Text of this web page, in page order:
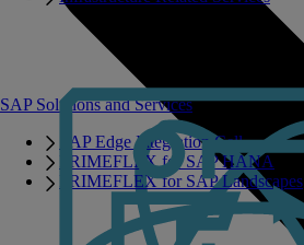
SAP Solutions and Services
SAP Edge Integration Cell
PRIMEFLEX for SAP HANA
PRIMEFLEX for SAP Landscapes